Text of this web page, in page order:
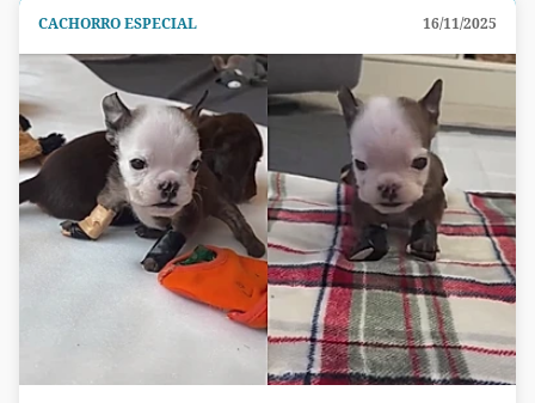
CACHORRO ESPECIAL 16/11/2025